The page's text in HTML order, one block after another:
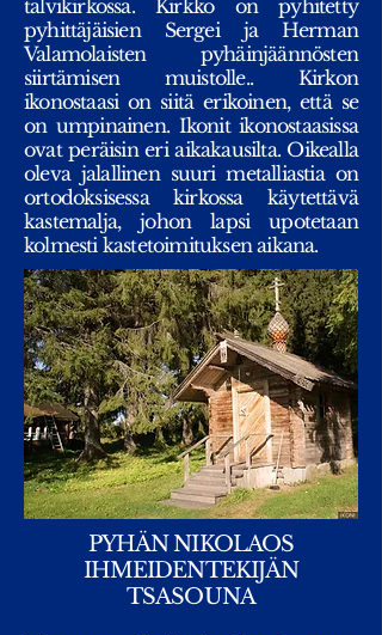
talvikirkossa. Kirkko on pyhitetty
pyhittäjäisien Sergei ja Herman
Valamolaisten pyhäinjäännösten
siirtämisen muistolle.. Kirkon
ikonostaasi on siitä erikoinen, että se
on umpinainen. Ikonit ikonostaasissa
ovat peräisin eri aikakausilta. Oikealla
oleva jalallinen suuri metalliastia on
ortodoksisessa kirkossa käytettävä
kastemalja, johon lapsi upotetaan
kolmesti kastetoimituksen aikana.
PYHÄN NIKOLAOS
IHMEIDENTEKIJÄN
TSASOUNA